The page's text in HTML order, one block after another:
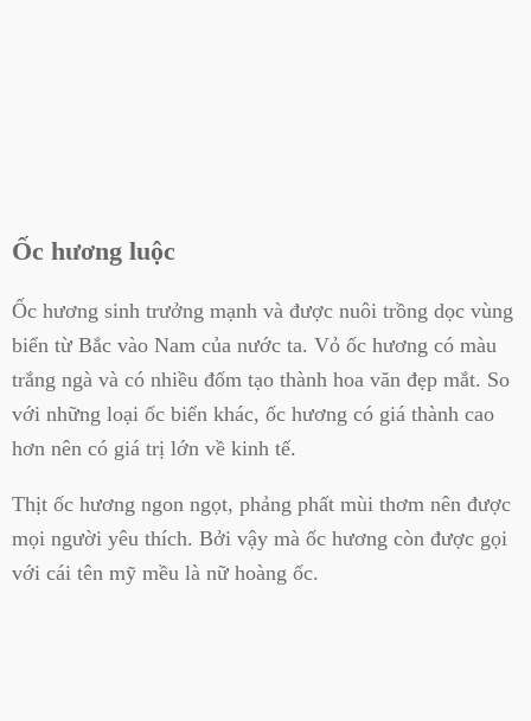
Ốc hương luộc
Ốc hương sinh trưởng mạnh và được nuôi trồng dọc vùng
biển từ Bắc vào Nam của nước ta. Vỏ ốc hương có màu
trắng ngà và có nhiều đốm tạo thành hoa văn đẹp mắt. So
với những loại ốc biển khác, ốc hương có giá thành cao
hơn nên có giá trị lớn về kinh tế.
Thịt ốc hương ngon ngọt, phảng phất mùi thơm nên được
mọi người yêu thích. Bởi vậy mà ốc hương còn được gọi
với cái tên mỹ mều là nữ hoàng ốc.